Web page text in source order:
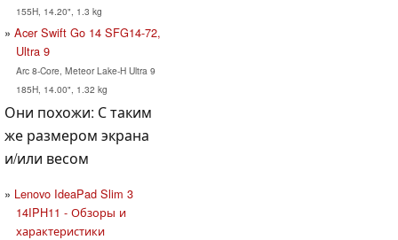
155H, 14.20", 1.3 kg
Acer Swift Go 14 SFG14-72,
Ultra 9
Arc 8-Core, Meteor Lake-H Ultra 9
185H, 14.00", 1.32 kg
Они похожи: С таким
же размером экрана
и/или весом
Lenovo IdeaPad Slim 3
14IPH11 - Обзоры и
характеристики